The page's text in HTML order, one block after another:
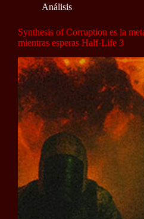
Análisis
Synthesis of Corruption es la
mientras esperas Half-Life 3